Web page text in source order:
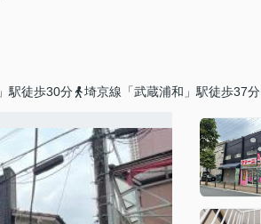
駅徒歩30分 埼京線「武蔵浦和」駅徒歩37分